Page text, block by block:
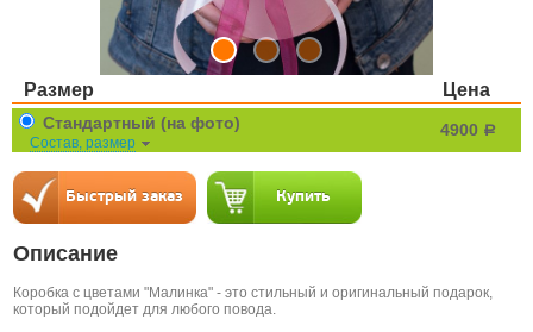
Размер Цена
Стандартный (на фото)
Состав, размер
4900 a
Описание
Коробка с цветами "Малинка" - это стильный и оригинальный подарок,
который подойдет для любого повода.